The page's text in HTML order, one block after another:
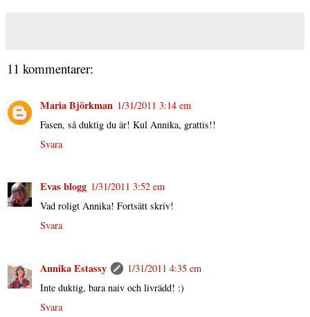
11 kommentarer:
Maria Björkman 1/31/2011 3:14 em
Fasen, så duktig du är! Kul Annika, grattis!!
Svara
Evas blogg 1/31/2011 3:52 em
Vad roligt Annika! Fortsätt skriv!
Svara
Annika Estassy
1/31/2011 4:35 em
Inte duktig, bara naiv och livrädd! :)
Svara